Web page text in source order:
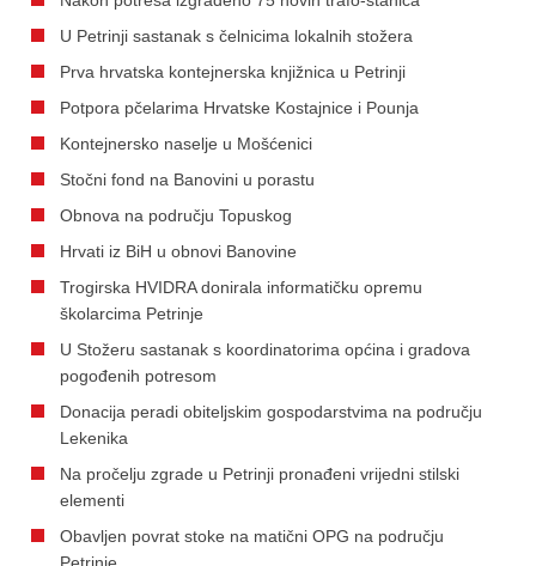
U Petrinji sastanak s čelnicima lokalnih stožera
Prva hrvatska kontejnerska knjižnica u Petrinji
Potpora pčelarima Hrvatske Kostajnice i Pounja
Kontejnersko naselje u Mošćenici
Stočni fond na Banovini u porastu
Obnova na području Topuskog
Hrvati iz BiH u obnovi Banovine
Trogirska HVIDRA donirala informatičku opremu
školarcima Petrinje
U Stožeru sastanak s koordinatorima općina i gradova
pogođenih potresom
Donacija peradi obiteljskim gospodarstvima na području
Lekenika
Na pročelju zgrade u Petrinji pronađeni vrijedni stilski
elementi
Obavljen povrat stoke na matični OPG na području